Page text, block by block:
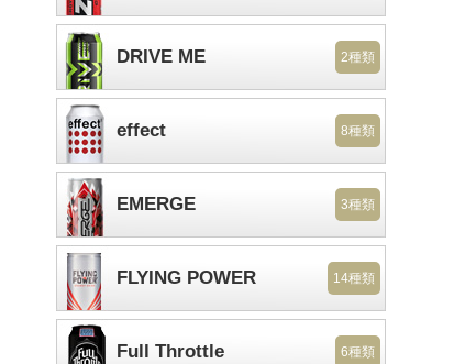
DRIVE ME 2種類
effect 8種類
EMERGE 3種類
FLYING POWER 14種類
Full Throttle 6種類